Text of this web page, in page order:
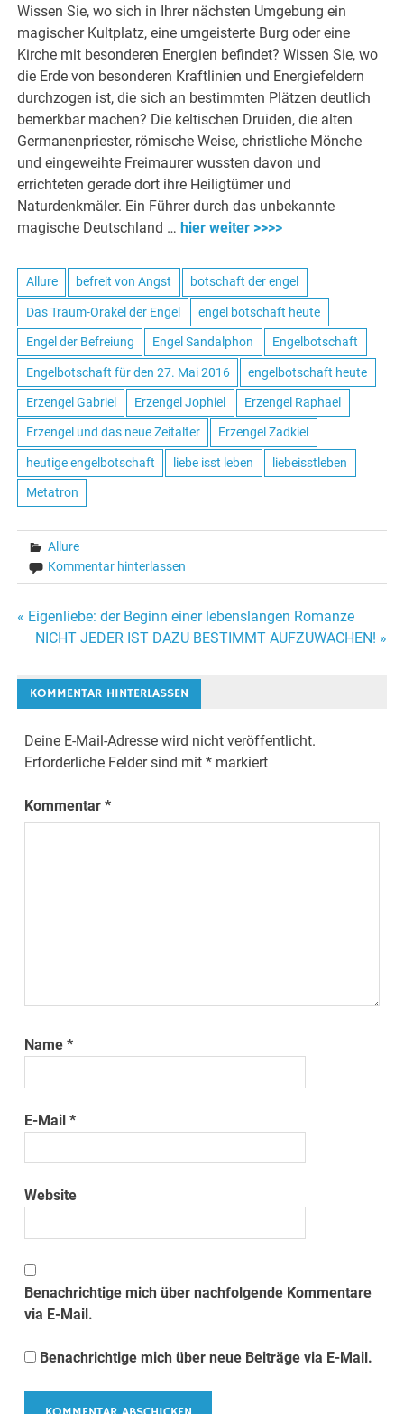
Wissen Sie, wo sich in Ihrer nächsten Umgebung ein
magischer Kultplatz, eine umgeisterte Burg oder eine
Kirche mit besonderen Energien befindet? Wissen Sie, wo
die Erde von besonderen Kraftlinien und Energiefeldern
durchzogen ist, die sich an bestimmten Plätzen deutlich
bemerkbar machen? Die keltischen Druiden, die alten
Germanenpriester, römische Weise, christliche Mönche
und eingeweihte Freimaurer wussten davon und
errichteten gerade dort ihre Heiligtümer und
Naturdenkmäler. Ein Führer durch das unbekannte
magische Deutschland … hier weiter >>>>
Allure befreit von Angst botschaft der engel
Das Traum-Orakel der Engel engel botschaft heute
Engel der Befreiung Engel Sandalphon Engelbotschaft
Engelbotschaft für den 27. Mai 2016 engelbotschaft heute
Erzengel Gabriel Erzengel Jophiel Erzengel Raphael
Erzengel und das neue Zeitalter Erzengel Zadkiel
heutige engelbotschaft liebe isst leben liebeisstleben
Metatron
Allure
Kommentar hinterlassen
Beitrags-
Navigation
« Eigenliebe: der Beginn einer lebenslangen Romanze
NICHT JEDER IST DAZU BESTIMMT AUFZUWACHEN! »
KOMMENTAR HINTERLASSEN
Deine E-Mail-Adresse wird nicht veröffentlicht.
Erforderliche Felder sind mit* markiert
Kommentar*
Name*
E-Mail*
Website
Benachrichtige mich über nachfolgende Kommentare
via E-Mail.
Benachrichtige mich über neue Beiträge via E-Mail.